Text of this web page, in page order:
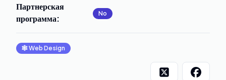
Партнерская
программа: No
🕸Web Design